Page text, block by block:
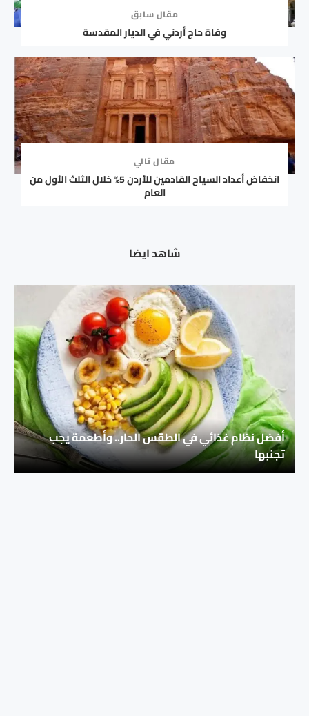
مقال سابق
وفاة حاج أردني في الديار المقدسة
مقال تالي
انخفاض أعداد السياح القادمين للأردن 5% خلال الثلث الأول من
العام
شاهد ايضا
أفضل نظام غذائي في الطقس الحار.. وأطعمة يجب
تجنبها